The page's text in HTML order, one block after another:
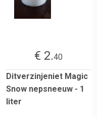
€ 2.40
Ditverzinjeniet Magic
Snow nepsneeuw - 1
liter